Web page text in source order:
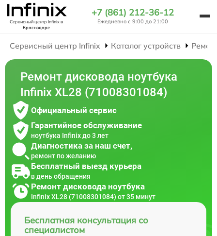
Сервисный центр Infinixв
Краснодаре
+7 (861) 212-36-12
Ежедневно с 9:00 до 21:00
Сервисный центр Infinix Каталог устройств
Ремонт дисковода ноутбука
Infinix XL28 (71008301084)
Официальный сервис
Гарантийное обслуживание
ноутбука Infinix до 3 лет
Диагностика за наш счет,
ремонт по желанию
Бесплатный выезд курьера
в день обращения
Ремонт дисковода ноутбука
Infinix XL28 (71008301084) от 35 минут
Бесплатная консультация со
специалистом